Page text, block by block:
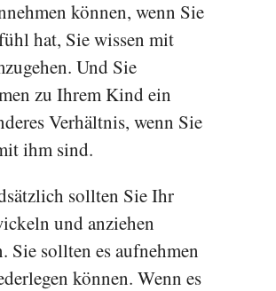
können, wenn Sie
hat, Sie wissen mit
Und Sie
zu Ihrem Kind ein
Verhältnis, wenn Sie
ihm sind.
sollten Sie Ihr
und anziehen
Sie sollten es aufnehmen
können. Wenn es